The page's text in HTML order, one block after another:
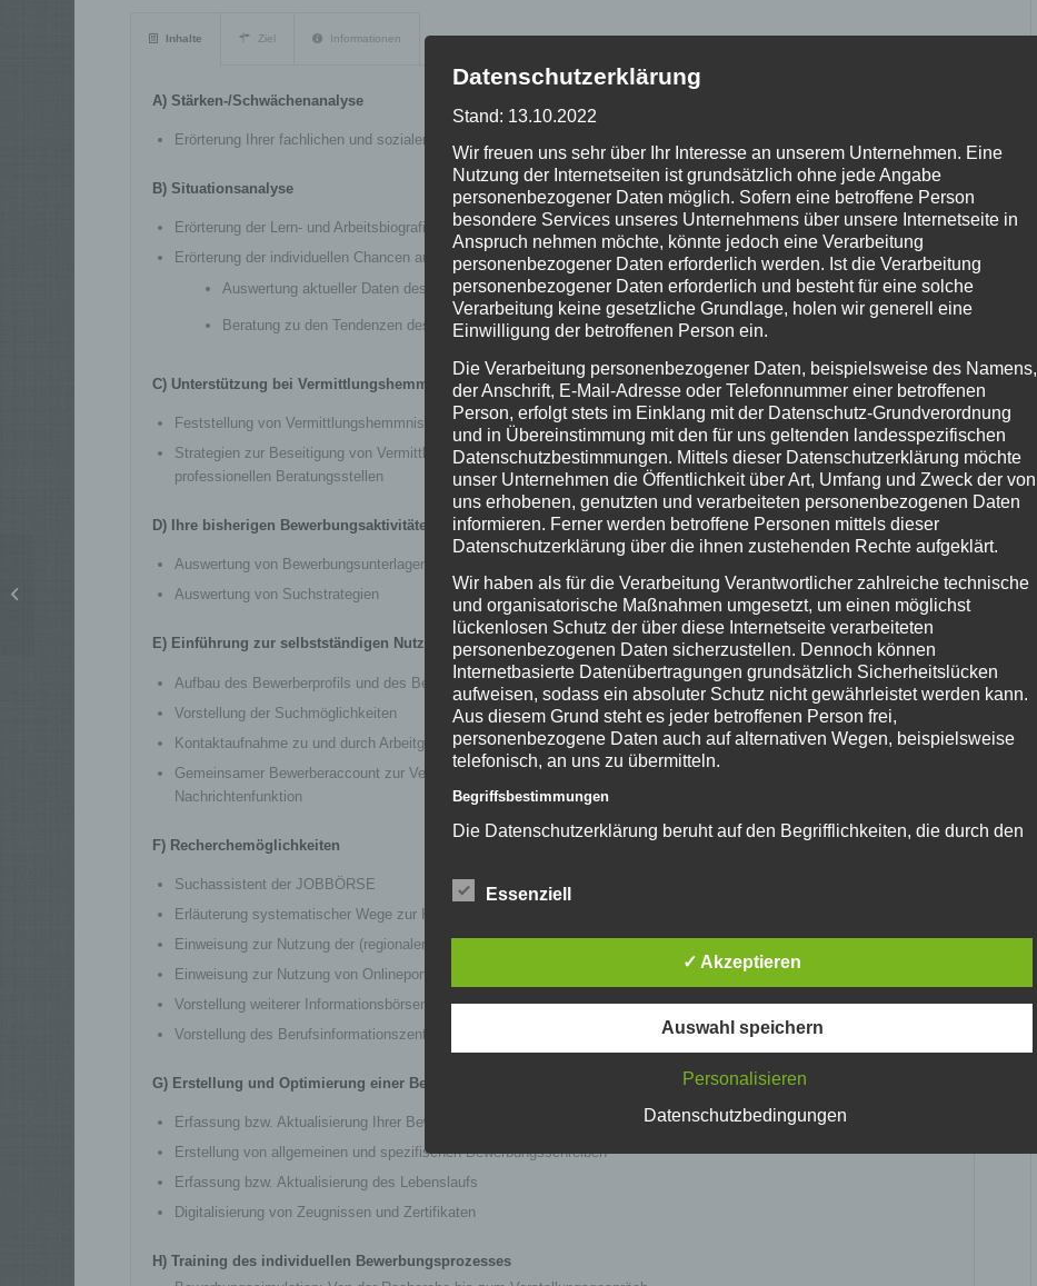
Inhalte Ziel Informationen
A) Stärken-/Schwächenanalyse
Erörterung Ihrer fachlichen und sozialen Kompetenzen
B) Situationsanalyse
Erörterung der Lern- und Arbeitsbiografie
Erörterung der individuellen Chancen auf dem Arbeitsmarkt
Auswertung aktueller Daten des regionalen Arbeitsmarktes
Beratung zu den Tendenzen des Arbeitsmarktes
C) Unterstützung bei Vermittlungshemmnissen
Feststellung von Vermittlungshemmnissen in persönlicher, gesundheitlicher und fachlicher Hinsicht
Strategien zur Beseitigung von Vermittlungshemmnissen (z. B. Unterstützung bei Behördengängen, Vermittlung zu
professionellen Beratungsstellen
D) Ihre bisherigen Bewerbungsaktivitäten
Auswertung von Bewerbungsunterlagen
Auswertung von Suchstrategien
E) Einführung zur selbstständigen Nutzung der JOBBÖRSE
Aufbau des Bewerberprofils und des Bewerbungsmanagements
Vorstellung der Suchmöglichkeiten
Kontaktaufnahme zu und durch Arbeitgeber
Gemeinsamer Bewerberaccount zur Verwaltung von Bewerbungen und Vermittlungsvorschlägen sowie Nutzung der
Nachrichtenfunktion
F) Recherchemöglichkeiten
Suchassistent der JOBBÖRSE
Erläuterung systematischer Wege zur Kontaktaufnahme mit Arbeitgebern
Einweisung zur Nutzung der (regionalen) Stellenmärkte in den Printmedien
Einweisung zur Nutzung von Onlineportalen
Vorstellung weiterer Informationsbörsen, wie die der Industrie- und Handelskammer (IHK) und Handwerkskammer (HWK)
Vorstellung des Berufsinformationszentrums (BIZ) sowie der Aus- und Weiterbildungsmessen
G) Erstellung und Optimierung einer Bewerbungsmappe
Erfassung bzw. Aktualisierung Ihrer Bewerberdaten in der JOBBÖRSE
Erstellung von allgemeinen und spezifischen Bewerbungsschreiben
Erfassung bzw. Aktualisierung des Lebenslaufs
Digitalisierung von Zeugnissen und Zertifikaten
H) Training des individuellen Bewerbungsprozesses
Englisch für Finanzen
Datenschutzerklärung
Stand: 13.10.2022
Wir freuen uns sehr über Ihr Interesse an unserem Unternehmen. Eine
Nutzung der Internetseiten ist grundsätzlich ohne jede Angabe
personenbezogener Daten möglich. Sofern eine betroffene Person
besondere Services unseres Unternehmens über unsere Internetseite in
Anspruch nehmen möchte, könnte jedoch eine Verarbeitung
personenbezogener Daten erforderlich werden. Ist die Verarbeitung
personenbezogener Daten erforderlich und besteht für eine solche
Verarbeitung keine gesetzliche Grundlage, holen wir generell eine
Einwilligung der betroffenen Person ein.
Die Verarbeitung personenbezogener Daten, beispielsweise des Namens,
der Anschrift, E-Mail-Adresse oder Telefonnummer einer betroffenen
Person, erfolgt stets im Einklang mit der Datenschutz-Grundverordnung
und in Übereinstimmung mit den für uns geltenden landesspezifischen
Datenschutzbestimmungen. Mittels dieser Datenschutzerklärung möchte
unser Unternehmen die Öffentlichkeit über Art, Umfang und Zweck der von
uns erhobenen, genutzten und verarbeiteten personenbezogenen Daten
informieren. Ferner werden betroffene Personen mittels dieser
Datenschutzerklärung über die ihnen zustehenden Rechte aufgeklärt.
Wir haben als für die Verarbeitung Verantwortlicher zahlreiche technische
und organisatorische Maßnahmen umgesetzt, um einen möglichst
lückenlosen Schutz der über diese Internetseite verarbeiteten
personenbezogenen Daten sicherzustellen. Dennoch können
Internetbasierte Datenübertragungen grundsätzlich Sicherheitslücken
aufweisen, sodass ein absoluter Schutz nicht gewährleistet werden kann.
Aus diesem Grund steht es jeder betroffenen Person frei,
personenbezogene Daten auch auf alternativen Wegen, beispielsweise
telefonisch, an uns zu übermitteln.
Begriffsbestimmungen
Die Datenschutzerklärung beruht auf den Begrifflichkeiten, die durch den
Datenschutz-Grundverordnung (DS-GVO) verwendet wurden. Unsere
Datenschutzerklärung soll sowohl für die Öffentlichkeit als auch für unsere
dies zu gewährleisten, möchten wir vorab die verwendeten
Wir verwenden in dieser Datenschutzerklärung unter anderem die
identifizierte oder identifizierbare natürliche Person (im Folgenden
Person angesehen, die direkt oder indirekt, insbesondere mittels
Zuordnung zu einer Kennung wie einem Namen, zu einer Kennnummer,
Identität dieser natürlichen Person sind, identifiziert werden kann.
Essenziell
✓ Akzeptieren
Auswahl speichern
Personalisieren
Datenschutzbedingungen